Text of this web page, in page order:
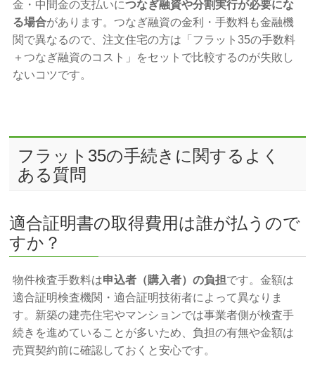
金・中間金の支払いにつなぎ融資や分割実行が必要にな
る場合があります。つなぎ融資の金利・手数料も金融機
関で異なるので、注文住宅の方は「フラット35の手数料
＋つなぎ融資のコスト」をセットで比較するのが失敗し
ないコツです。
フラット35の手続きに関するよく
ある質問
適合証明書の取得費用は誰が払うので
すか？
物件検査手数料は申込者（購入者）の負担です。金額は
適合証明検査機関・適合証明技術者によって異なりま
す。新築の建売住宅やマンションでは事業者側が検査手
続きを進めていることが多いため、負担の有無や金額は
売買契約前に確認しておくと安心です。